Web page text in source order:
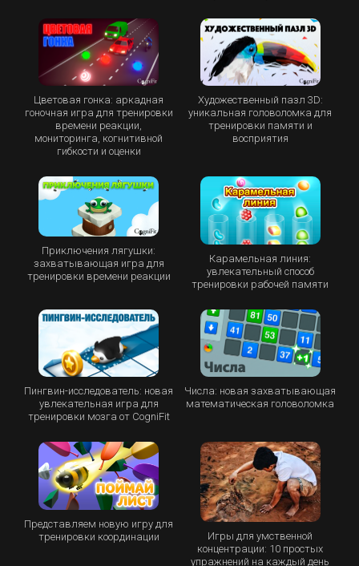
Цветовая гонка: аркадная
гоночная игра для тренировки
времени реакции,
мониторинга, когнитивной
гибкости и оценки
Художественный пазл 3D:
уникальная головоломка для
тренировки памяти и
восприятия
Приключения лягушки:
захватывающая игра для
тренировки времени реакции
Карамельная линия:
увлекательный способ
тренировки рабочей памяти
Пингвин-исследователь: новая
увлекательная игра для
тренировки мозга от CogniFit
Числа: новая захватывающая
математическая головоломка
Представляем новую игру для
тренировки координации
Игры для умственной
концентрации: 10 простых
упражнений на каждый день